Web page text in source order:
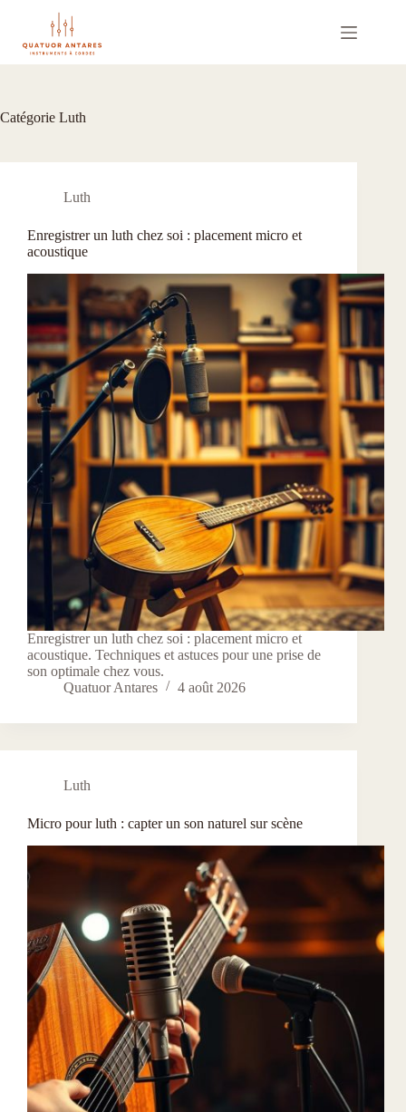
contenu
Catégorie Luth
Luth
Enregistrer un luth chez soi : placement micro et
acoustique
Enregistrer un luth chez soi : placement micro et
acoustique. Techniques et astuces pour une prise de
son optimale chez vous.
Quatuor Antares
4 août 2026
Luth
Micro pour luth : capter un son naturel sur scène